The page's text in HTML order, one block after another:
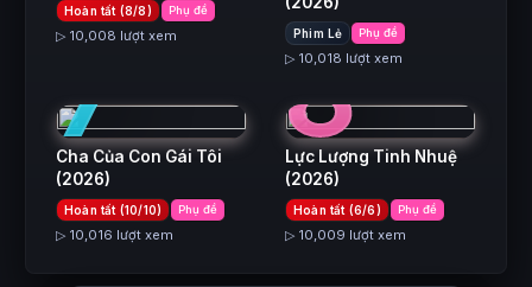
Hoàn tất (8/8) Phụ đề
▷ 10,008 lượt xem Phim Lẻ Phụ đề
▷ 10,018 lượt xem
7
Cha Của Con Gái Tôi
(2026)
Hoàn tất (10/10) Phụ đề
▷ 10,016 lượt xem
8
Lực Lượng Tinh Nhuệ
(2026)
Hoàn tất (6/6) Phụ đề
▷ 10,009 lượt xem